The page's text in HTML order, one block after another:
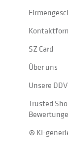
SZ Card
Über uns
Unsere
Trusted
⊛ KI-